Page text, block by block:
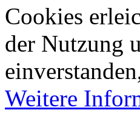
Cookies
der Nutzung
Weitere